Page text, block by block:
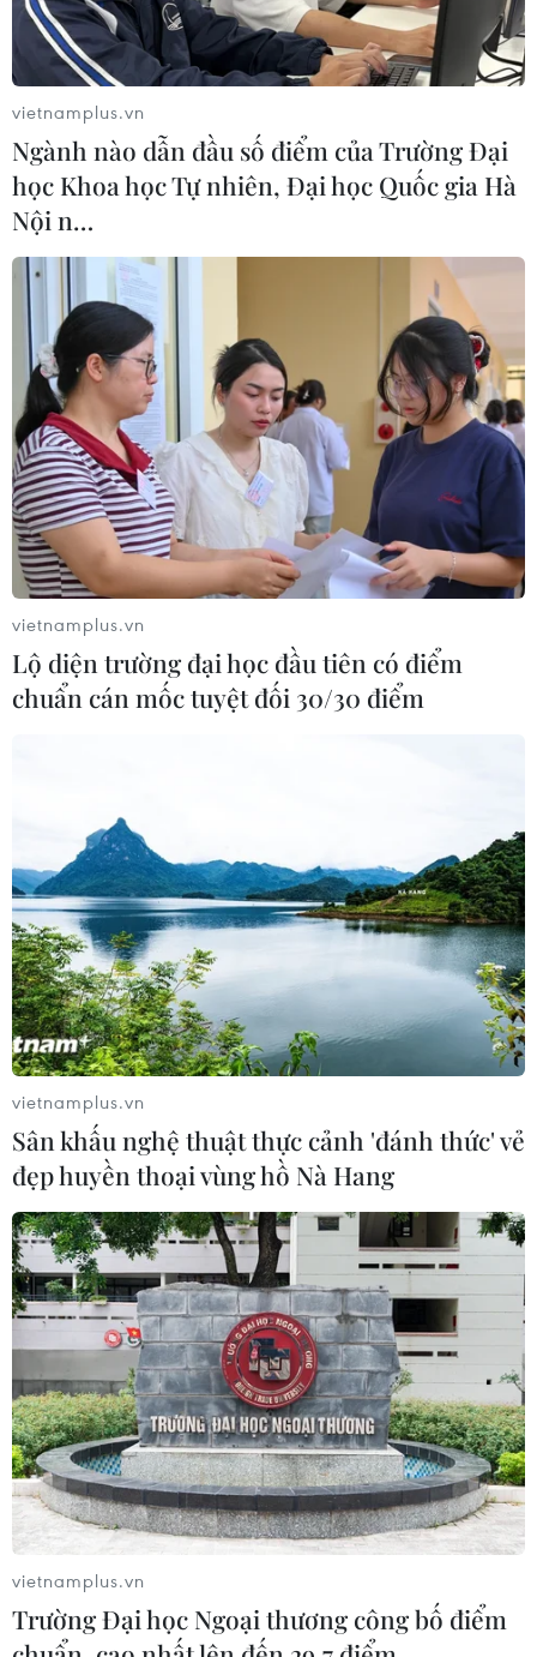
vietnamplus.vn
Ngành nào dẫn đầu số điểm của Trường Đại
học Khoa học Tự nhiên, Đại học Quốc gia Hà
Nội n…
vietnamplus.vn
Lộ diện trường đại học đầu tiên có điểm
chuẩn cán mốc tuyệt đối 30/30 điểm
vietnamplus.vn
Sân khấu nghệ thuật thực cảnh 'đánh thức' vẻ
đẹp huyền thoại vùng hồ Nà Hang
vietnamplus.vn
Trường Đại học Ngoại thương công bố điểm